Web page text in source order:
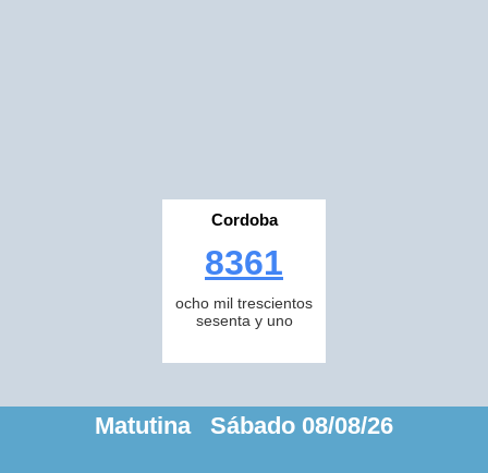
Cordoba
8361
ocho mil trescientos
sesenta y uno
Matutina Sábado 08/08/26